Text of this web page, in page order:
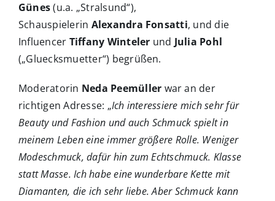
Günes(u.a. „Stralsund“),
Schauspielerin Alexandra Fonsatti, und die
Influencer Tiffany Winteler und Julia Pohl
(„Gluecksmuetter“) begrüßen.
Moderatorin Neda Peemüller war an der
richtigen Adresse: „Ich interessiere mich sehr für
Beauty und Fashion und auch Schmuck spielt in
meinem Leben eine immer größere Rolle. Weniger
Modeschmuck, dafür hin zum Echtschmuck. Klasse
statt Masse. Ich habe eine wunderbare Kette mit
Diamanten, die ich sehr liebe. Aber Schmuck kann